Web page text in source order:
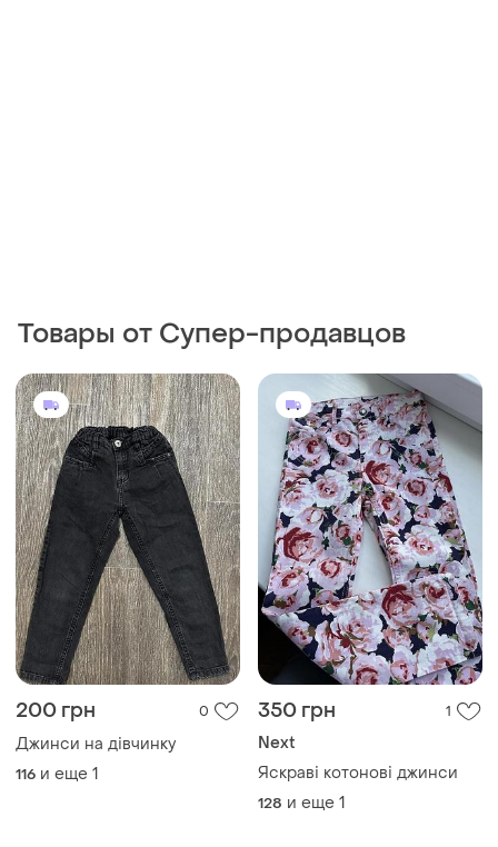
Товары от Супер-продавцов
200 грн 0
Джинси на дівчинку
116 и еще 1
350 грн 1
Next
Яскраві котонові джинси
128 и еще 1